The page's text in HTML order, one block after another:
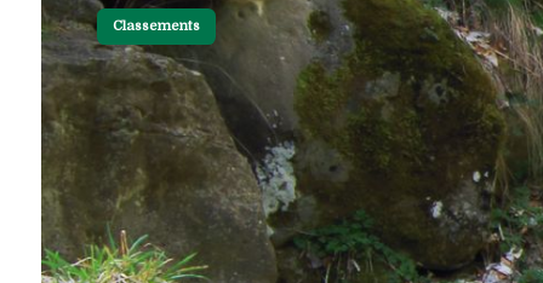
Classements
16-04-2021 19:00
Provence -
Carcassonne
PROVENCE RUGBY